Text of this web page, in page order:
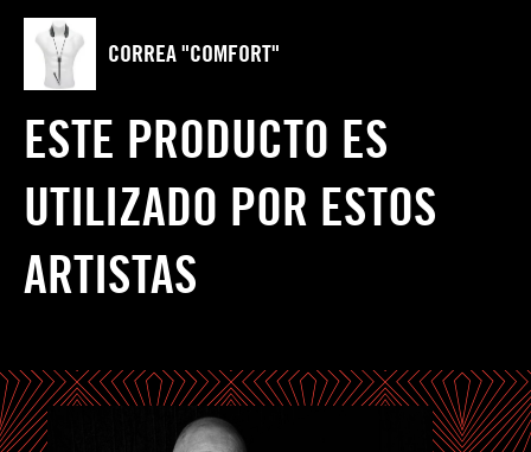
CORREA "COMFORT"
ESTE PRODUCTO ES
UTILIZADO POR ESTOS
ARTISTAS